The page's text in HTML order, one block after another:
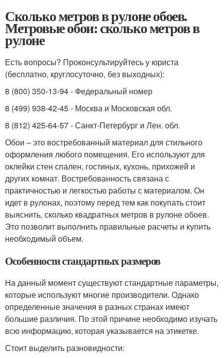
Сколько метров в рулоне обоев.
Метровые обои: сколько метров в
рулоне
Есть вопросы? Проконсультируйтесь у юриста
(бесплатно, круглосуточно, без выходных):
8 (800) 350-13-94 - Федеральный номер
8 (499) 938-42-45 - Москва и Московская обл.
8 (812) 425-64-57 - Санкт-Петербург и Лен. обл.
Обои – это востребованный материал для стильного
оформления любого помещения. Его используют для
оклейки стен спален, гостиных, кухонь, прихожей и
других комнат. Востребованность связана с
практичностью и легкостью работы с материалом. Он
идет в рулонах, поэтому перед тем как покупать стоит
выяснить, сколько квадратных метров в рулоне обоев.
Это позволит выполнить правильные расчеты и купить
необходимый объем.
Особенности стандартных размеров
На данный момент существуют стандартные параметры,
которые используют многие производители. Однако
определенные значения в разных странах имеют
большие различия. По этой причине необходимо изучать
всю информацию, которая указывается на этикетке.
Стоит выделить разновидности: